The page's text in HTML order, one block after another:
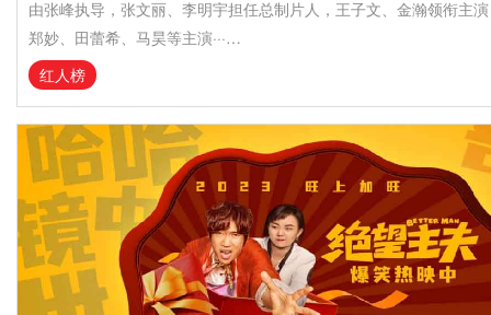
由张峰执导，张文丽、李明宇担任总制片人，王子文、金瀚领衔主
郑妙、田蕾希、马昊等主演···…
红人榜